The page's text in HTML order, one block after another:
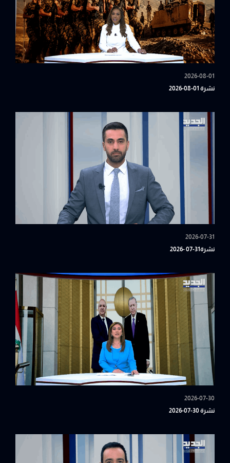
2026-08-01
نشرة 01-08-2026
2026-07-31
نشرة31-07 -2026
2026-07-30
نشرة 30-07-2026